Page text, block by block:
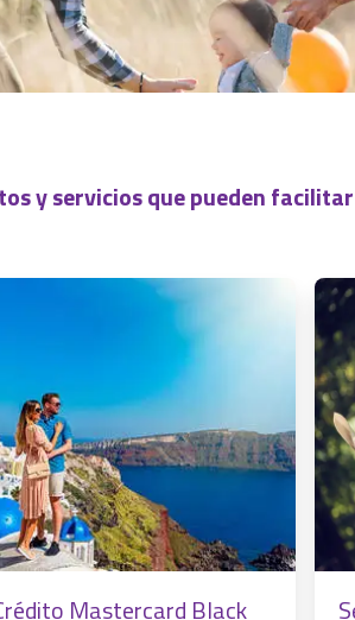
y servicios que pueden
Mastercard Black